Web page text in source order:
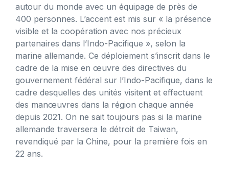
autour du monde avec un équipage de près de
400 personnes. L’accent est mis sur « la présence
visible et la coopération avec nos précieux
partenaires dans l’Indo-Pacifique », selon la
marine allemande. Ce déploiement s’inscrit dans le
cadre de la mise en œuvre des directives du
gouvernement fédéral sur l’Indo-Pacifique, dans le
cadre desquelles des unités visitent et effectuent
des manœuvres dans la région chaque année
depuis 2021. On ne sait toujours pas si la marine
allemande traversera le détroit de Taiwan,
revendiqué par la Chine, pour la première fois en
22 ans.